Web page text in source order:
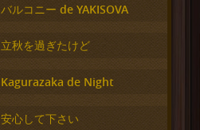
バルコニー de YAKISOVA
立秋を過ぎたけど
Kagurazaka de Night
安心して下さい